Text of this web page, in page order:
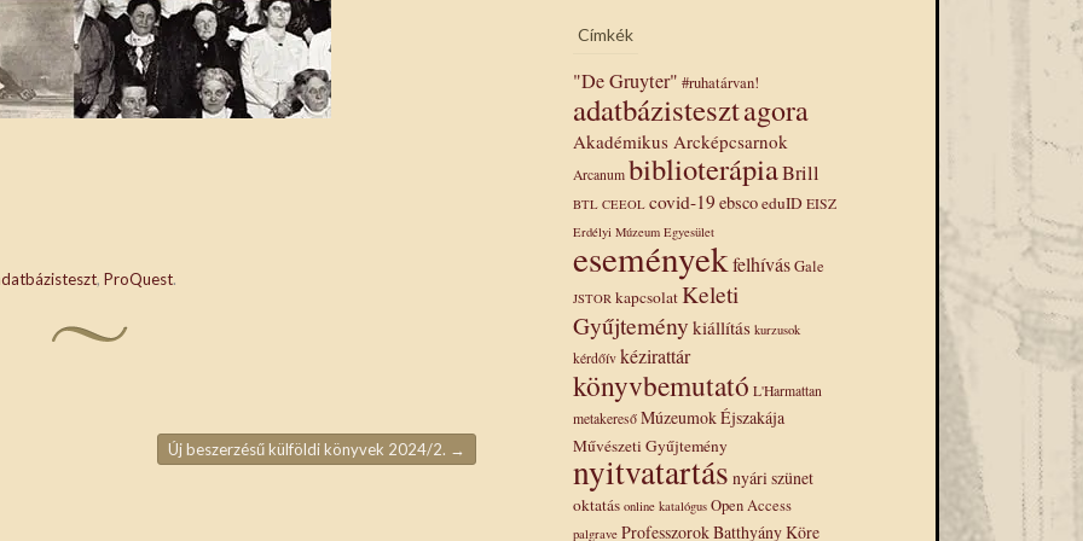
, ProQuest.
Új beszerzésű külföldi könyvek 2024/2. →
Címkék
"De Gruyter" #ruhatárvan!
adatbázistesztagora
Akadémikus Arcképcsarnok
Arcanum biblioterápiaBrill
BTL CEEOL covid-19 ebscoeduID EISZ
Erdélyi Múzeum Egyesület
eseményekfelhívásGale
JSTOR kapcsolatKeleti
Gyűjtemény kiállítás kurzusok
kérdőív kézirattár
könyvbemutató L'Harmattan
metakereső Múzeumok Éjszakája
Művészeti Gyűjtemény
nyitvatartás nyári szünet
oktatás online katalógus Open Access
palgrave Professzorok Batthyány Köre